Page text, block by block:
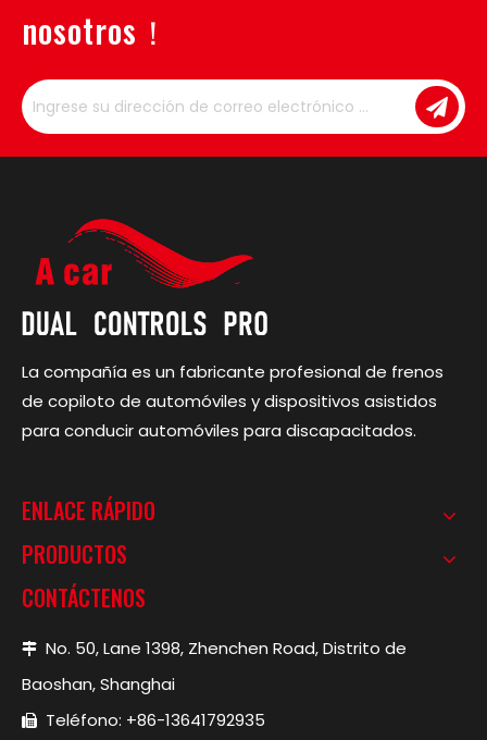
nosotros！
La compañía es un fabricante profesional de frenos
de copiloto de automóviles y dispositivos asistidos
para conducir automóviles para discapacitados.
ENLACE RÁPIDO
PRODUCTOS
CONTÁCTENOS
 No. 50, Lane 1398, Zhenchen Road, Distrito de
Baoshan, Shanghai
 Teléfono: +86-13641792935